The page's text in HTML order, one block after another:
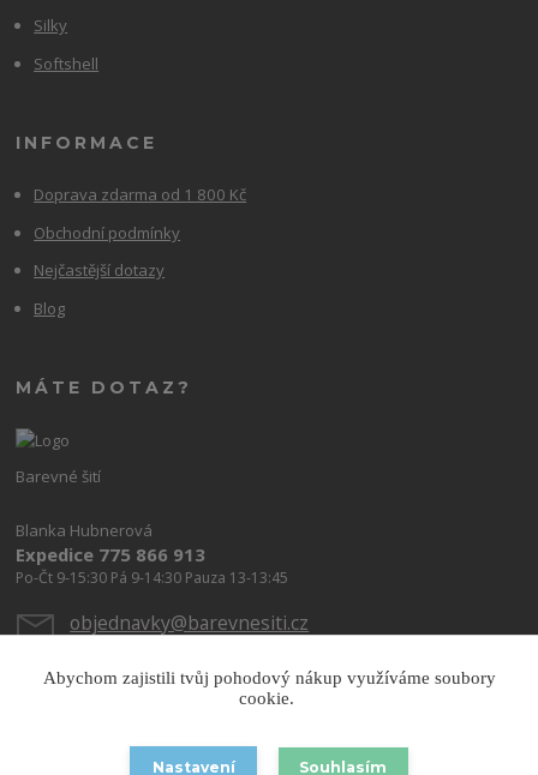
Silky
Softshell
INFORMACE
Doprava zdarma od 1 800 Kč
Obchodní podmínky
Nejčastější dotazy
Blog
MÁTE DOTAZ?
Barevné šití
Blanka Hubnerová
Expedice 775 866 913
Po-Čt 9-15:30 Pá 9-14:30 Pauza 13-13:45
objednavky@barevnesiti.cz
Abychom zajistili tvůj pohodový nákup využíváme soubory
cookie.
Nastavení Souhlasím